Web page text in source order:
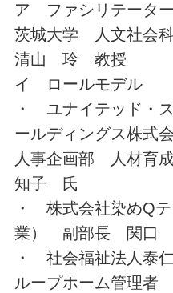
ア ファシリテーター
茨城大学 人文社会
清山 玲 教授
イ ロールモデル
・ ユナイテッド・
ールディングス株式
人事企画部 人材育
知子 氏
・ 株式会社染めQ
業） 副部長 関口
・ 社会福祉法人泰
ループホーム管理